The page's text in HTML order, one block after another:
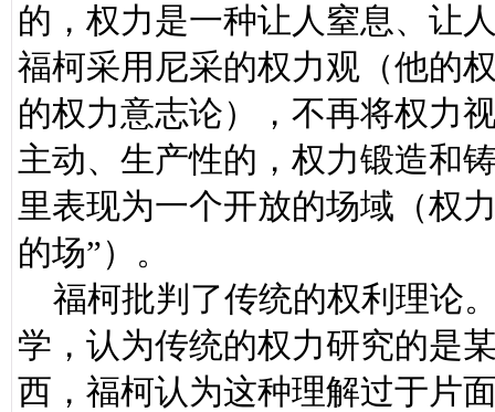
的，权力是一种让人窒息、让
福柯采用尼采的权力观（他的
的权力意志论），不再将权力
主动、生产性的，权力锻造和
里表现为一个开放的场域（权
的场”）。
福柯批判了传统的权利理论
学，认为传统的权力研究的是
西，福柯认为这种理解过于片